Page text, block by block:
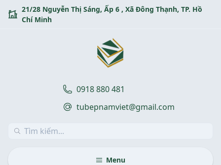
21/28 Nguyễn Thị Sáng, Ấp 6 , Xã Đông Thạnh, TP. Hồ
Chí Minh
0918 880 481
tubepnamviet@gmail.com
Menu